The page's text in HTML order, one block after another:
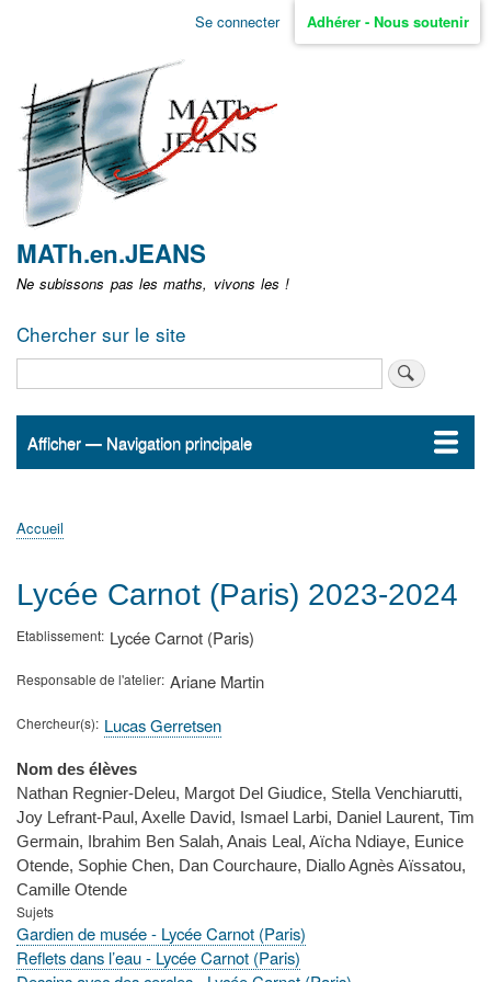
Aller
non
identifié
Se connecter Adhérer - Nous soutenir
MATh.en.JEANS
Ne subissons pas les maths, vivons les !
Chercher sur le site
Navigation
Afficher — Navigation principale
Accueil
ActualitésMATh.en.JEANS ?
Régions et Ateliers
Créer, gérer un atelier
Sujets/Publications
Congrès
d'Ariane
Accueil
Lycée Carnot (Paris) 2023-2024
Etablissement Lycée Carnot (Paris)
Responsable de l'atelier Ariane Martin
Chercheur(s) Lucas Gerretsen
Nom des élèves
Nathan Regnier-Deleu, Margot Del Giudice, Stella Venchiarutti,
Joy Lefrant-Paul, Axelle David, Ismael Larbi, Daniel Laurent, Tim
Germain, Ibrahim Ben Salah, Anais Leal, Aïcha Ndiaye, Eunice
Otende, Sophie Chen, Dan Courchaure, Diallo Agnès Aïssatou,
Camille Otende
Sujets
Gardien de musée - Lycée Carnot (Paris)
Reflets dans l’eau - Lycée Carnot (Paris)